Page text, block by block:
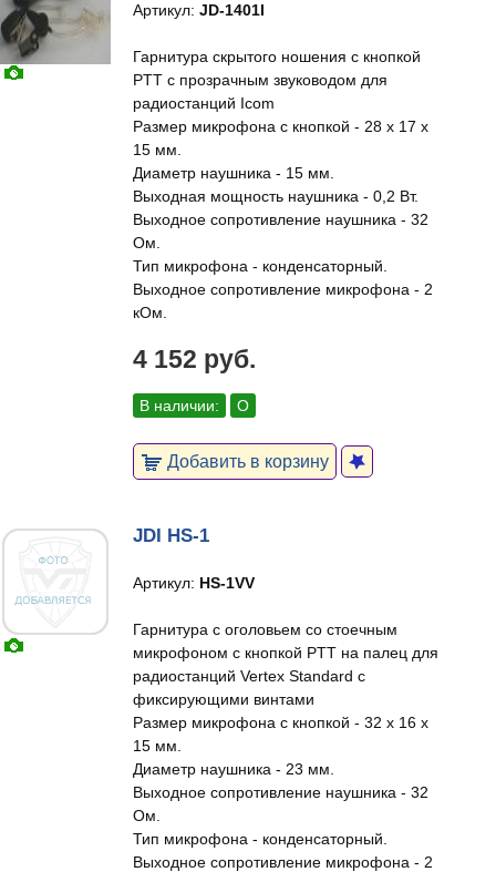
Артикул: JD-1401I
Гарнитура скрытого ношения с кнопкой
PTT с прозрачным звуководом для
радиостанций Icom
Размер микрофона с кнопкой - 28 х 17 х
15 мм.
Диаметр наушника - 15 мм.
Выходная мощность наушника - 0,2 Вт.
Выходное сопротивление наушника - 32
Ом.
Тип микрофона - конденсаторный.
Выходное сопротивление микрофона - 2
кОм.
4 152 руб.
В наличии: О
Добавить в корзину
JDI HS-1
Артикул: HS-1VV
Гарнитура с оголовьем со стоечным
микрофоном с кнопкой PTT на палец для
радиостанций Vertex Standard с
фиксирующими винтами
Размер микрофона с кнопкой - 32 х 16 х
15 мм.
Диаметр наушника - 23 мм.
Выходное сопротивление наушника - 32
Ом.
Тип микрофона - конденсаторный.
Выходное сопротивление микрофона - 2